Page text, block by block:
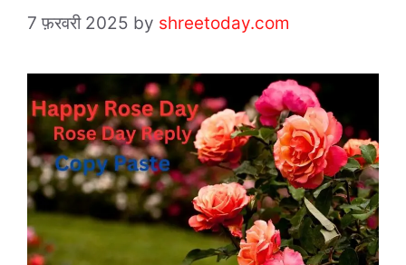
7 फ़रवरी 2025 by shreetoday.com